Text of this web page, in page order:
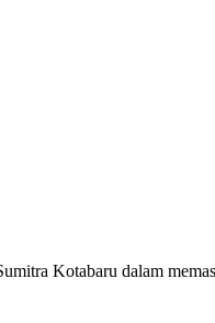
Kotabaru dalam